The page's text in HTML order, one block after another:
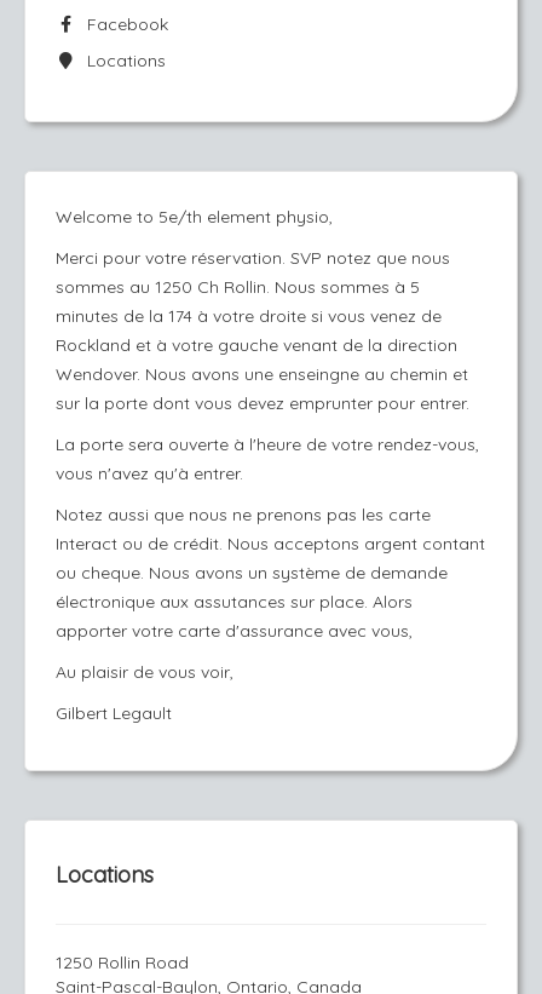
Facebook
Locations
Welcome to 5e/th element physio,
Merci pour votre réservation. SVP notez que nous
sommes au 1250 Ch Rollin. Nous sommes à 5
minutes de la 174 à votre droite si vous venez de
Rockland et à votre gauche venant de la direction
Wendover. Nous avons une enseingne au chemin et
sur la porte dont vous devez emprunter pour entrer.
La porte sera ouverte à l'heure de votre rendez-vous,
vous n'avez qu'à entrer.
Notez aussi que nous ne prenons pas les carte
Interact ou de crédit. Nous acceptons argent contant
ou cheque. Nous avons un système de demande
électronique aux assutances sur place. Alors
apporter votre carte d'assurance avec vous,
Au plaisir de vous voir,
Gilbert Legault
Locations
1250 Rollin Road
Saint-Pascal-Baylon, Ontario, Canada